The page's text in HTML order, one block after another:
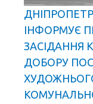
ІНФОРМУЄ
ЗАСІДАННЯ
ДОБОРУ